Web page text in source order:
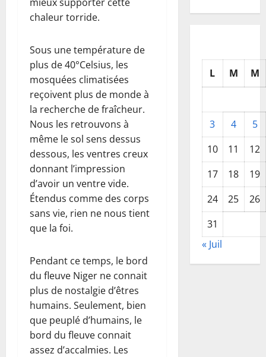
chaleur torride.
Sous une température de
plus de 40°Celsius, les
mosquées climatisées
reçoivent plus de monde à
la recherche de fraîcheur.
Nous les retrouvons à
même le sol sens dessus
dessous, les ventres creux
donnant l’impression
d’avoir un ventre vide.
Étendus comme des corps
sans vie, rien ne nous tient
que la foi.
Pendant ce temps, le bord
du fleuve Niger ne connait
plus de nostalgie d’êtres
humains. Seulement, bien
que peuplé d’humains, le
bord du fleuve connait
assez d’accalmies. Les
L M M
3 4
5
10
11
12
17
18
19
24
25
26
31
« Juil